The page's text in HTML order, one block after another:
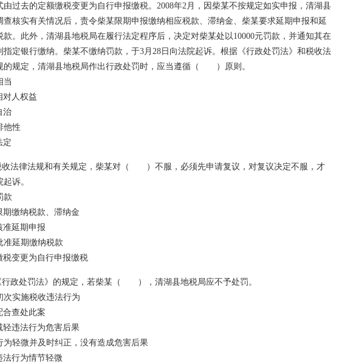
由过去的定额缴税变更为自行申报缴税。2008年2月，因柴某不按规定如实申报，清湖县
查核实有关情况后，责令柴某限期申报缴纳相应税款、滞纳金、柴某要求延期申报和延
款。此外，清湖县地税局在履行法定程序后，决定对柴某处以10000元罚款，并通知其在
指定银行缴纳。柴某不缴纳罚款，于3月28日向法院起诉。根据《行政处罚法》和税收法
的规定，清湖县地税局作出行政处罚时，应当遵循（ ）原则。
当
对人权益
治
他性
定
收法律法规和有关规定，柴某对（ ）不服，必须先申请复议，对复议决定不服，才
诉。
款
期缴纳税款、滞纳金
准延期申报
准延期缴纳税款
税变更为自行申报缴税
行政处罚法》的规定，若柴某（ ），清湖县地税局应不予处罚。
次实施税收违法行为
合查处此案
轻违法行为危害后果
为轻微并及时纠正，没有造成危害后果
法行为情节轻微